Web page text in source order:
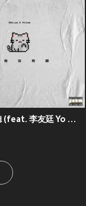
你有沒有聽 (feat. 李友廷 Yo Lee)